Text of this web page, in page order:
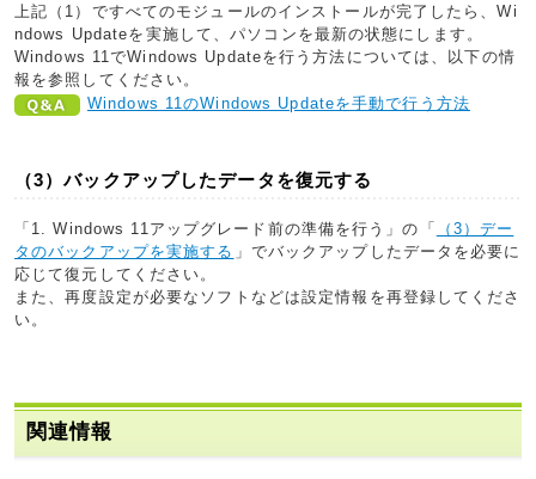
上記（1）ですべてのモジュールのインストールが完了したら、Wi
ndows Updateを実施して、パソコンを最新の状態にします。
Windows 11でWindows Updateを行う方法については、以下の情
報を参照してください。
Windows 11のWindows Updateを手動で行う方法
（3）バックアップしたデータを復元する
「1. Windows 11アップグレード前の準備を行う」の「
（3）デー
タのバックアップを実施する 」でバックアップしたデータを必要に
応じて復元してください。
また、再度設定が必要なソフトなどは設定情報を再登録してくださ
い。
関連情報